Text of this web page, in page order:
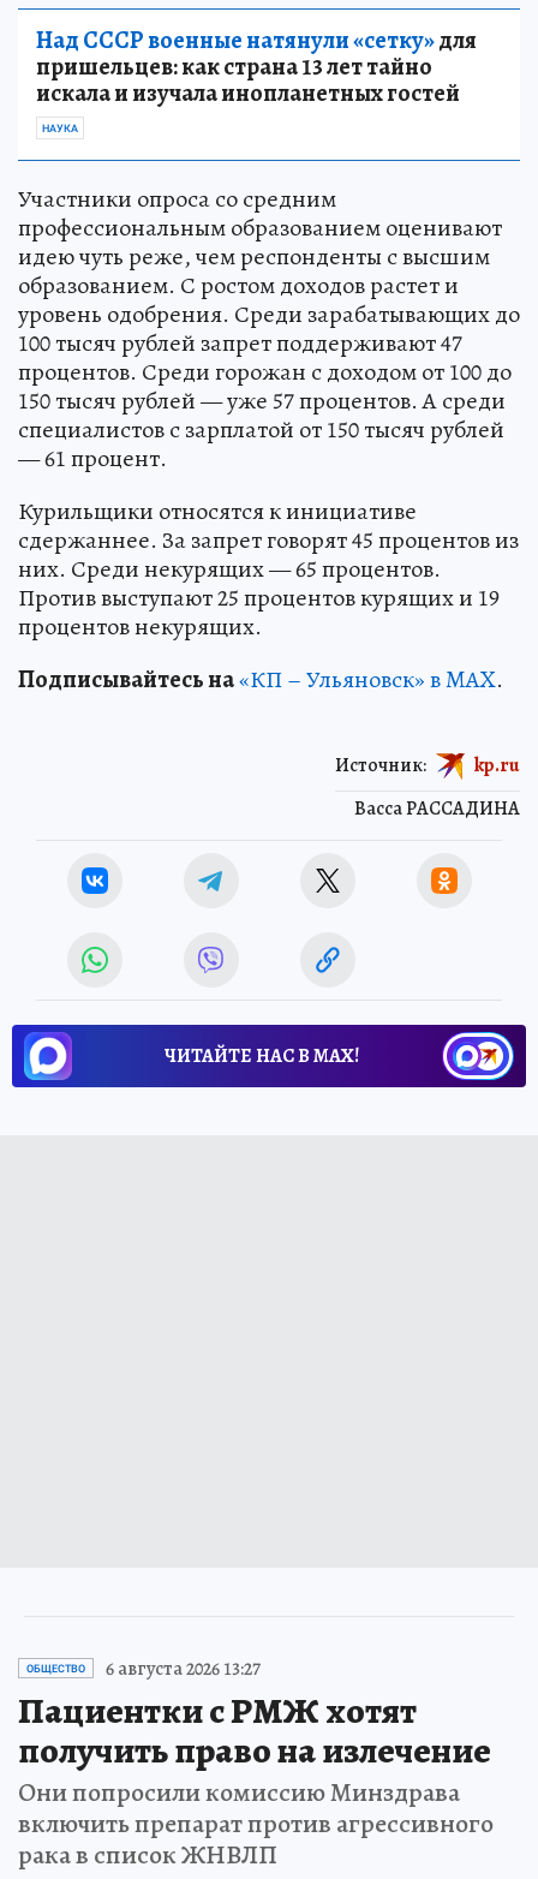
Над СССР военные натянули «сетку»для
пришельцев: как страна 13 лет тайно
искала и изучала инопланетных гостей
НАУКА
Участники опроса со средним
профессиональным образованием оценивают
идею чуть реже, чем респонденты с высшим
образованием. С ростом доходов растет и
уровень одобрения. Среди зарабатывающих до
100 тысяч рублей запрет поддерживают 47
процентов. Среди горожан с доходом от 100 до
150 тысяч рублей — уже 57 процентов. А среди
специалистов с зарплатой от 150 тысяч рублей
— 61 процент.
Курильщики относятся к инициативе
сдержаннее. За запрет говорят 45 процентов из
них. Среди некурящих — 65 процентов.
Против выступают 25 процентов курящих и 19
процентов некурящих.
Подписывайтесь на«КП – Ульяновск» в MAX.
Васса РАССАДИНА
Источник: kp.ru
ЧИТАЙТЕ НАС В МАХ!
ОБЩЕСТВО 6 августа 2026 13:27
Пациентки с РМЖ хотят
получить право на излечение
Они попросили комиссию Минздрава
включить препарат против агрессивного
рака в список ЖНВЛП